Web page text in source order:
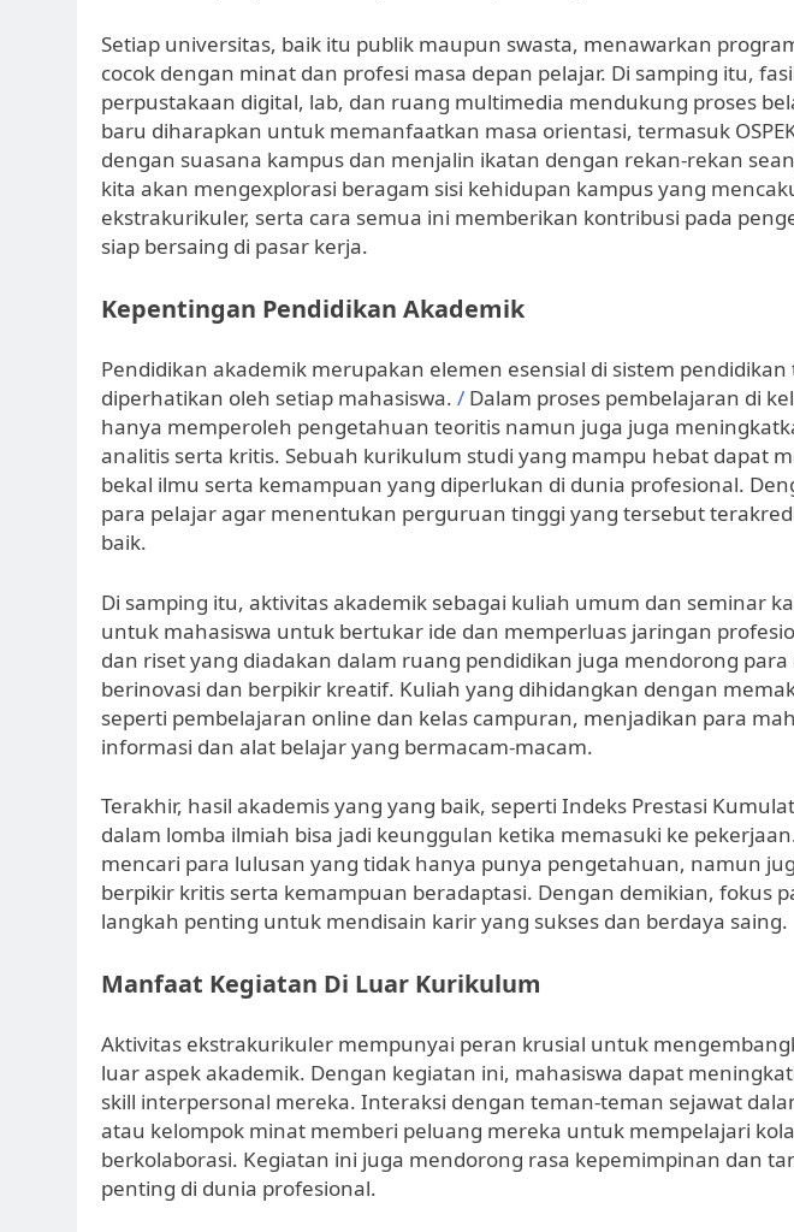
Setiap universitas, baik itu publik maupun swasta, menawarkan
cocok dengan minat dan profesi masa depan pelajar. Di samping itu,
perpustakaan digital, lab, dan ruang multimedia mendukung proses
baru diharapkan untuk memanfaatkan masa orientasi, termasuk
dengan suasana kampus dan menjalin ikatan dengan rekan-rekan
kita akan mengexplorasi beragam sisi kehidupan kampus yang
ekstrakurikuler, serta cara semua ini memberikan kontribusi pada
siap bersaing di pasar kerja.
Kepentingan Pendidikan Akademik
Pendidikan akademik merupakan elemen esensial di sistem
diperhatikan oleh setiap mahasiswa. / Dalam proses pembelajaran di
hanya memperoleh pengetahuan teoritis namun juga juga
analitis serta kritis. Sebuah kurikulum studi yang mampu hebat dapat
bekal ilmu serta kemampuan yang diperlukan di dunia profesional.
para pelajar agar menentukan perguruan tinggi yang tersebut
baik.
Di samping itu, aktivitas akademik sebagai kuliah umum dan seminar
untuk mahasiswa untuk bertukar ide dan memperluas jaringan
dan riset yang diadakan dalam ruang pendidikan juga mendorong
berinovasi dan berpikir kreatif. Kuliah yang dihidangkan dengan
seperti pembelajaran online dan kelas campuran, menjadikan para
informasi dan alat belajar yang bermacam-macam.
Terakhir, hasil akademis yang yang baik, seperti Indeks Prestasi
dalam lomba ilmiah bisa jadi keunggulan ketika memasuki ke
mencari para lulusan yang tidak hanya punya pengetahuan, namun
berpikir kritis serta kemampuan beradaptasi. Dengan demikian, fokus
langkah penting untuk mendisain karir yang sukses dan berdaya saing.
Manfaat Kegiatan Di Luar Kurikulum
Aktivitas ekstrakurikuler mempunyai peran krusial untuk
luar aspek akademik. Dengan kegiatan ini, mahasiswa dapat
skill interpersonal mereka. Interaksi dengan teman-teman sejawat
atau kelompok minat memberi peluang mereka untuk mempelajari
berkolaborasi. Kegiatan ini juga mendorong rasa kepemimpinan dan
penting di dunia profesional.